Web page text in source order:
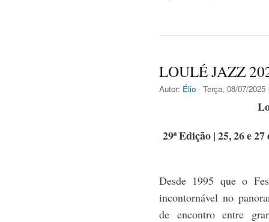
LOULÉ JAZZ
Autor: Élio - Terça, 08/07/2025
29ª Edição | 25, 26 e
Desde 1995 que o
incontornável no
de encontro entre